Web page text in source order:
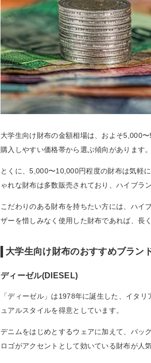
大学生向け財布の金額相場は、およそ5,000
購入しやすい価格帯から選ぶ傾向があります。
とくに、5,000〜10,000円程度の財布は気軽
ゃれな財布は多数販売されており、ハイブラ
こだわりのある財布を持ちたい方には、ハイ
ザーを惜しみなく使用した財布であれば、長
大学生向け財布のおすすめブラン
ディーゼル(DIESEL)
「ディーゼル」は1978年に誕生した、イタ
ュアルスタイルを得意としています。
デニムをはじめとするウェアに加えて、バッ
ロゴがアクセントとして効いている財布が人気